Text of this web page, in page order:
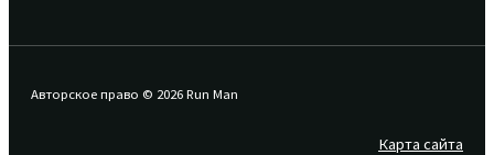
Авторское право © 2026 Run Man
Карта сайта